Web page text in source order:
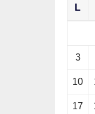
L
3
10
17